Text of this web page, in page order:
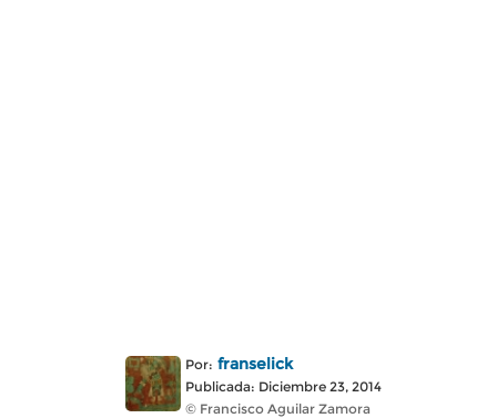
Por: franselick
Publicada: Diciembre 23, 2014
© Francisco Aguilar Zamora